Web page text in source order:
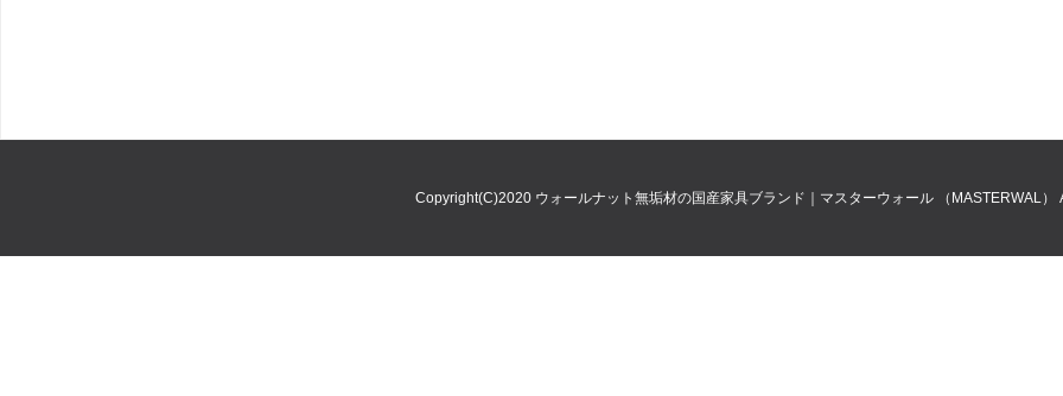
Copyright(C)2020 ウォールナット無垢材の国産家具ブランド｜マスターウォール （MASTERWAL）